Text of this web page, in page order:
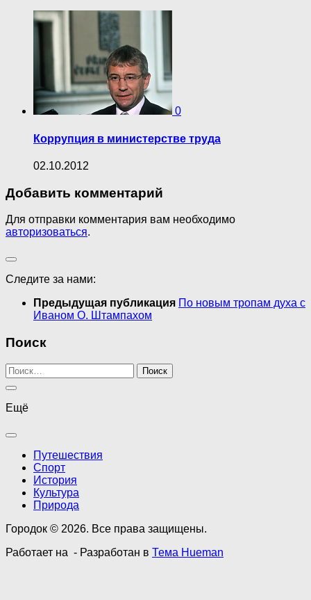
0
Коррупция в министерстве труда
02.10.2012
Добавить комментарий
Для отправки комментария вам необходимо
авторизоваться.
Следите за нами:
Предыдущая публикация По новым тропам духа с
Иваном О. Штампахом
Поиск
Найти:
Ещё
Путешествия
Спорт
История
Культура
Природа
Городок © 2026. Все права защищены.
Работает на - Разработан в Тема Hueman